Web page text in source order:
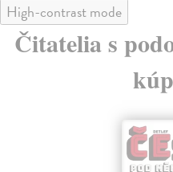
High-contrast mode
Čitatelia s